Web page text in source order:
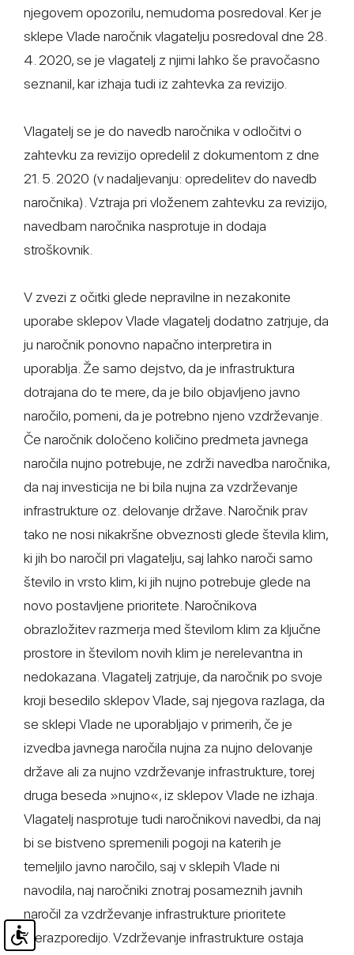
njegovem opozorilu, nemudoma posredoval. Ker je
sklepe Vlade naročnik vlagatelju posredoval dne 28.
4. 2020, se je vlagatelj z njimi lahko še pravočasno
seznanil, kar izhaja tudi iz zahtevka za revizijo.
Vlagatelj se je do navedb naročnika v odločitvi o
zahtevku za revizijo opredelil z dokumentom z dne
21. 5. 2020 (v nadaljevanju: opredelitev do navedb
naročnika). Vztraja pri vloženem zahtevku za revizijo,
navedbam naročnika nasprotuje in dodaja
stroškovnik.
V zvezi z očitki glede nepravilne in nezakonite
uporabe sklepov Vlade vlagatelj dodatno zatrjuje, da
ju naročnik ponovno napačno interpretira in
uporablja. Že samo dejstvo, da je infrastruktura
dotrajana do te mere, da je bilo objavljeno javno
naročilo, pomeni, da je potrebno njeno vzdrževanje.
Če naročnik določeno količino predmeta javnega
naročila nujno potrebuje, ne zdrži navedba naročnika,
da naj investicija ne bi bila nujna za vzdrževanje
infrastrukture oz. delovanje države. Naročnik prav
tako ne nosi nikakršne obveznosti glede števila klim,
ki jih bo naročil pri vlagatelju, saj lahko naroči samo
število in vrsto klim, ki jih nujno potrebuje glede na
novo postavljene prioritete. Naročnikova
obrazložitev razmerja med številom klim za ključne
prostore in številom novih klim je nerelevantna in
nedokazana. Vlagatelj zatrjuje, da naročnik po svoje
kroji besedilo sklepov Vlade, saj njegova razlaga, da
se sklepi Vlade ne uporabljajo v primerih, če je
izvedba javnega naročila nujna za nujno delovanje
države ali za nujno vzdrževanje infrastrukture, torej
druga beseda »nujno«, iz sklepov Vlade ne izhaja.
Vlagatelj nasprotuje tudi naročnikovi navedbi, da naj
bi se bistveno spremenili pogoji na katerih je
temeljilo javno naročilo, saj v sklepih Vlade ni
navodila, naj naročniki znotraj posameznih javnih
naročil za vzdrževanje infrastrukture prioritete
prerazporedijo. Vzdrževanje infrastrukture ostaja